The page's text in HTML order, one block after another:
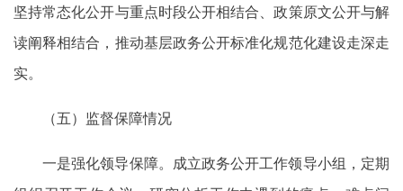
坚持常态化公开与重点时段公开相结合、政策原文公开与解
读阐释相结合，推动基层政务公开标准化规范化建设走深走
实。
（五）监督保障情况
一是强化领导保障。成立政务公开工作领导小组，定期